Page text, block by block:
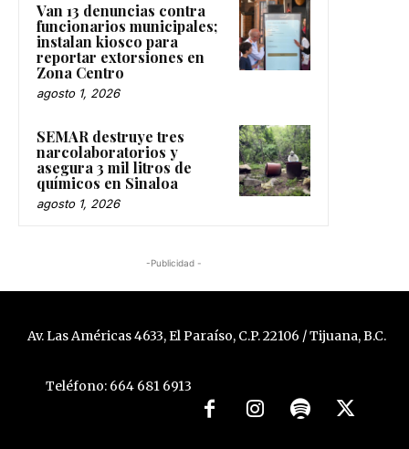
Van 13 denuncias contra
funcionarios municipales;
instalan kiosco para
reportar extorsiones en
Zona Centro
agosto 1, 2026
SEMAR destruye tres
narcolaboratorios y
asegura 3 mil litros de
químicos en Sinaloa
agosto 1, 2026
-Publicidad -
Av. Las Américas 4633, El Paraíso, C.P. 22106 / Tijuana, B.C.
Teléfono: 664 681 6913